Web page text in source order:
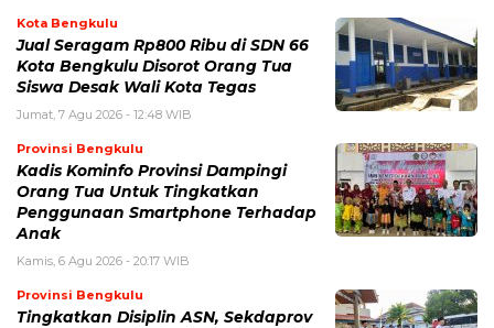
Kota Bengkulu
Jual Seragam Rp800 Ribu di SDN 66
Kota Bengkulu Disorot Orang Tua
Siswa Desak Wali Kota Tegas
Jumat, 7 Agu 2026 - 12:48 WIB
Provinsi Bengkulu
Kadis Kominfo Provinsi Dampingi
Orang Tua Untuk Tingkatkan
Penggunaan Smartphone Terhadap
Anak
Kamis, 6 Agu 2026 - 20:17 WIB
Provinsi Bengkulu
Tingkatkan Disiplin ASN, Sekdaprov